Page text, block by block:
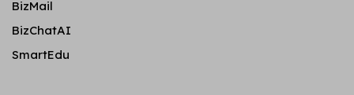
BizMail
BizChatAI
SmartEdu